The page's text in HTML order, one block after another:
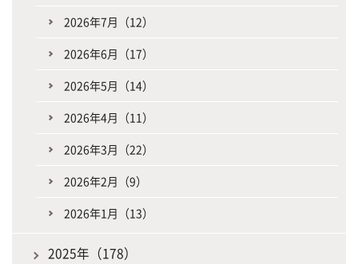
2026年7月（12）
2026年6月（17）
2026年5月（14）
2026年4月（11）
2026年3月（22）
2026年2月（9）
2026年1月（13）
2025年（178）